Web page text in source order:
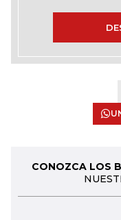
CONOZCA LOS